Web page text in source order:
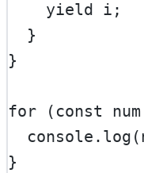
yield
i;
  }
}
for ( const num
  console.
log
}